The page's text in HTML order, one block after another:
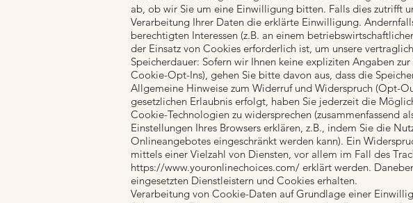
ab, ob wir Sie um eine Einwilligung bitten. Falls dies zutrifft
Verarbeitung Ihrer Daten die erklärte Einwilligung.
berechtigten Interessen (z.B. an einem
der Einsatz von Cookies erforderlich ist, um unsere
Speicherdauer: Sofern wir Ihnen keine expliziten Angaben
Cookie-Opt-Ins), gehen Sie bitte davon aus, dass die
Allgemeine Hinweise zum Widerruf und Widerspruch (Opt-
gesetzlichen Erlaubnis erfolgt, haben Sie jederzeit die
Cookie-Technologien zu widersprechen (zusammenfassend
Einstellungen Ihres Browsers erklären, z.B., indem Sie die
Onlineangebotes eingeschränkt werden kann). Ein
mittels einer Vielzahl von Diensten, vor allem im Fall des
https://www.youronlinechoices.com/ erklärt werden.
eingesetzten Dienstleistern und Cookies erhalten.
Verarbeitung von Cookie-Daten auf Grundlage einer